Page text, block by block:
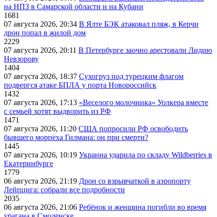
на НПЗ в Самарской области и на Кубани
1681
07 августа 2026, 20:34 В Ялте БЭК атаковал пляж, в Керчи
дрон попал в жилой дом
2229
07 августа 2026, 20:11 В Петербурге заочно арестовали Лидию
Невзорову
1404
07 августа 2026, 18:37 Сухогруз под турецким флагом
подвергся атаке БПЛА у порта Новороссийск
1432
07 августа 2026, 17:13 «Веселого молочника» Уолкера вместе
с семьей хотят выдворить из РФ
1471
07 августа 2026, 11:20 США попросили РФ освободить
бывшего морпеха Гилмана: он при смерти?
1445
07 августа 2026, 10:19 Украина ударила по складу Wildberries в
Екатеринбурге
1779
06 августа 2026, 21:19 Дрон со взрывчаткой в аэропорту
Лейпцига: собрали все подробности
2035
06 августа 2026, 21:06 Ребёнок и женщина погибли во время